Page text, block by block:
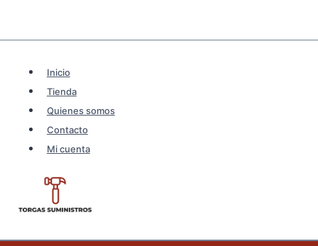
Inicio
Tienda
Quienes somos
Contacto
Mi cuenta